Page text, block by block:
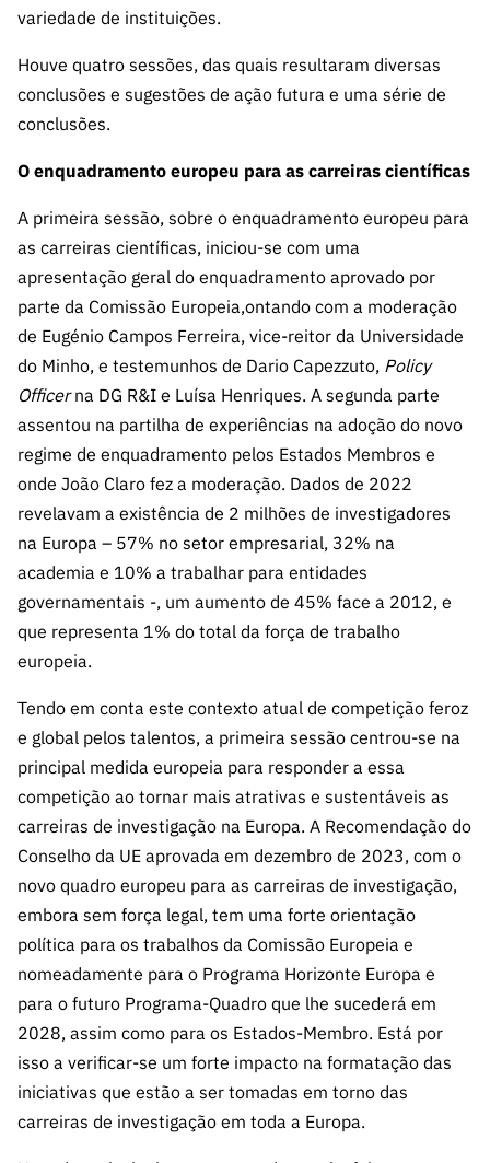
variedade de instituições.
Houve quatro sessões, das quais resultaram diversas
conclusões e sugestões de ação futura e uma série de
conclusões.
O enquadramento europeu para as carreiras científicas
A primeira sessão, sobre o enquadramento europeu para
as carreiras científicas, iniciou-se com uma
apresentação geral do enquadramento aprovado por
parte da Comissão Europeia,ontando com a moderação
de Eugénio Campos Ferreira, vice-reitor da Universidade
do Minho, e testemunhos de Dario Capezzuto, Policy
Officerna DG R&I e Luísa Henriques. A segunda parte
assentou na partilha de experiências na adoção do novo
regime de enquadramento pelos Estados Membros e
onde João Claro fez a moderação. Dados de 2022
revelavam a existência de 2 milhões de investigadores
na Europa – 57% no setor empresarial, 32% na
academia e 10% a trabalhar para entidades
governamentais -, um aumento de 45% face a 2012, e
que representa 1% do total da força de trabalho
europeia.
Tendo em conta este contexto atual de competição feroz
e global pelos talentos, a primeira sessão centrou-se na
principal medida europeia para responder a essa
competição ao tornar mais atrativas e sustentáveis as
carreiras de investigação na Europa. A Recomendação do
Conselho da UE aprovada em dezembro de 2023, com o
novo quadro europeu para as carreiras de investigação,
embora sem força legal, tem uma forte orientação
política para os trabalhos da Comissão Europeia e
nomeadamente para o Programa Horizonte Europa e
para o futuro Programa-Quadro que lhe sucederá em
2028, assim como para os Estados-Membro. Está por
isso a verificar-se um forte impacto na formatação das
iniciativas que estão a ser tomadas em torno das
carreiras de investigação em toda a Europa.